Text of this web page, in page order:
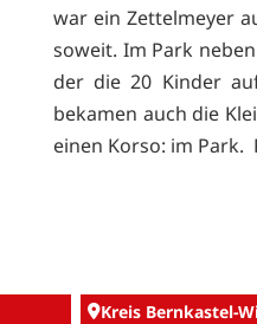
war ein Zettelmeyer
soweit. Im Park
der die 20 Kinder
bekamen auch die
einen Korso: im Park.
Kreis Bernkastel-